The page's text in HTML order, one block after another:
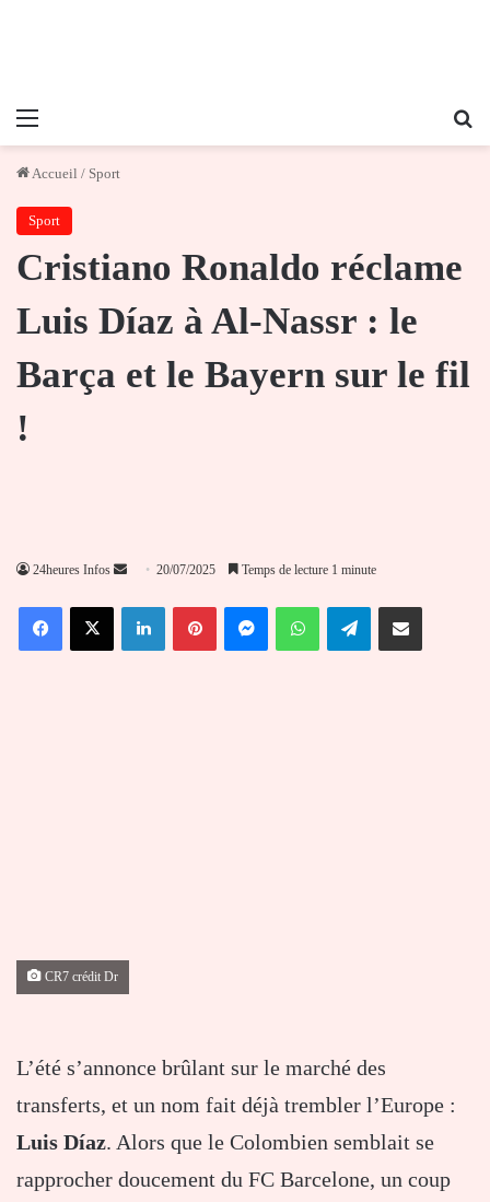
Menu
Accueil / Sport
Sport
Cristiano Ronaldo réclame
Luis Díaz à Al-Nassr : le
Barça et le Bayern sur le fil
!
24heures Infos
Envoyer
courriel
20/07/2025 Temps de lecture 1 minute
FacebookX LinkedinPinterestMessengerWhatsAppTelegramPartager par email
CR7 crédit Dr
L’été s’annonce brûlant sur le marché des
transferts, et un nom fait déjà trembler l’Europe :
Luis Díaz. Alors que le Colombien semblait se
rapprocher doucement du FC Barcelone, un coup